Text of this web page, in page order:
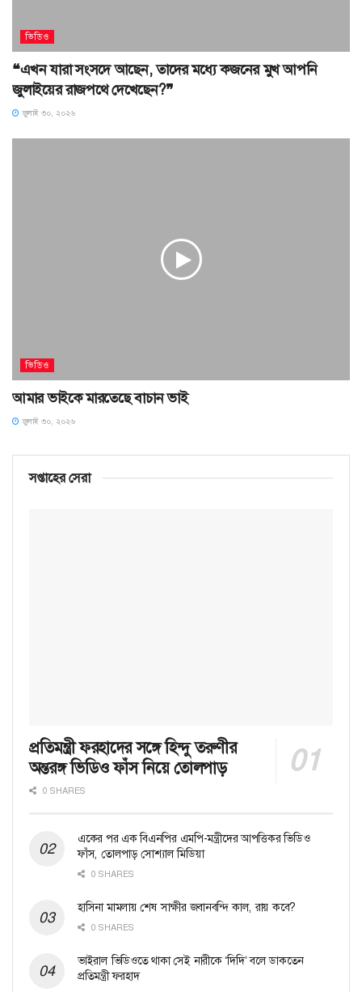
ভিডিও
❝এখন যারা সংসদে আছেন, তাদের মধ্যে কজনের মুখ আপনি
জুলাইয়ের রাজপথে দেখেছেন?❞
জুলাই ৩০, ২০২৬
ভিডিও
আমার ভাইকে মারতেছে বাচান ভাই
জুলাই ৩০, ২০২৬
সপ্তাহের সেরা
প্রতিমন্ত্রী ফরহাদের সঙ্গে হিন্দু তরুণীর
অন্তরঙ্গ ভিডিও ফাঁস নিয়ে তোলপাড়
0 SHARES
একের পর এক বিএনপির এমপি-মন্ত্রীদের আপত্তিকর ভিডিও
ফাঁস, তোলপাড় সোশ্যাল মিডিয়া
0 SHARES
হাসিনা মামলায় শেষ সাক্ষীর জবানবন্দি কাল, রায় কবে?
0 SHARES
ভাইরাল ভিডিওতে থাকা সেই নারীকে ‘দিদি’ বলে ডাকতেন
প্রতিমন্ত্রী ফরহাদ